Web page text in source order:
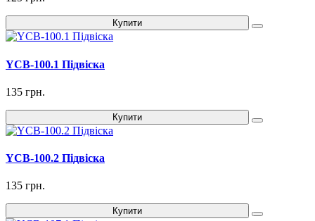
Купити
YCB-100.1 Підвіска
135 грн.
Купити
YCB-100.2 Підвіска
135 грн.
Купити